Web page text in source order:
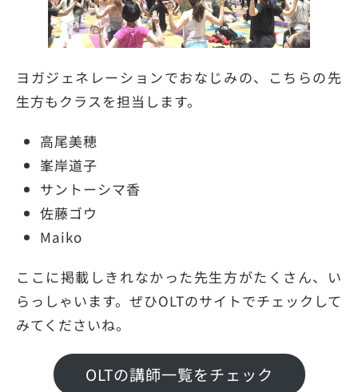
ヨガジェネレーションでおなじみの、こちらの先
生方もクラスを担当します。
高尾美穂
峯岸道子
サントーシマ香
佐藤ゴウ
Maiko
ここに掲載しきれなかった先生方がたくさん、い
らっしゃいます。ぜひOLTのサイトでチェックして
みてくださいね。
OLTの講師一覧をチェック